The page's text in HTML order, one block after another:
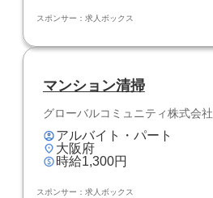
スポンサー：求人ボックス
マンション清掃
グローバルコミュニティ株式会社
アルバイト・パート
大阪府
時給1,300円
スポンサー：求人ボックス